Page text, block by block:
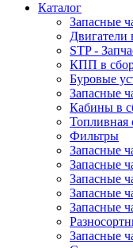
Каталог
Запасные
Двигатели
STP -
КПП в
Буровые
Запасные
Кабины в
Топливная
Фильтры
Запасные
Запасные
Запасные
Запасные
Запасные
Запасные